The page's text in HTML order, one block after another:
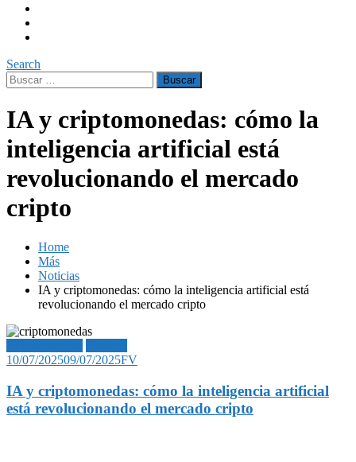
Search
Buscar:
IA y criptomonedas: cómo la
inteligencia artificial está
revolucionando el mercado
cripto
Home
Más
Noticias
IA y criptomonedas: cómo la inteligencia artificial está
revolucionando el mercado cripto
10/07/202509/07/2025FV
IA y criptomonedas: cómo la inteligencia artificial
está revolucionando el mercado cripto